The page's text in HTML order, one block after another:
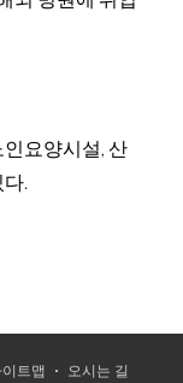
요양시설, 산
.
이트맵 오시는 길